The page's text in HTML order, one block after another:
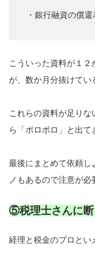
・銀行融資の償
こういった資料が１２
が、数か月分抜けてい
これらの資料が足り
ら「ポロポロ」と出て
最後にまとめて依頼し
ノもあるので注意が必
⑤税理士さんに断
経理と税金のプロとい